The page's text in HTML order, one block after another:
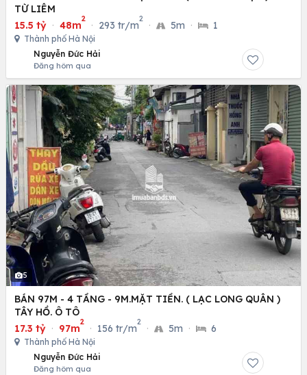
TỪ LIÊM
15.5 tỷ · 48m
2
· 293 tr/m
2
· 5m · 1
Thành phố Hà Nội
Nguyễn Đức Hải
Đăng hôm qua
5
BÁN 97M - 4 TẦNG - 9M.MẶT TIỀN. ( LẠC LONG QUÂN )
TÂY HỒ. Ô TÔ
17.3 tỷ · 97m
2
· 156 tr/m
2
· 5m · 6
Thành phố Hà Nội
Nguyễn Đức Hải
Đăng hôm qua